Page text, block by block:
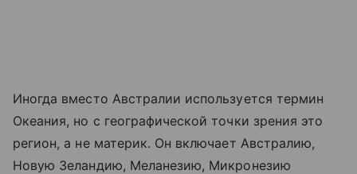
Иногда вместо Австралии используется термин
Океания, но с географической точки зрения это
регион, а не материк. Он включает Австралию,
Новую Зеландию, Меланезию, Микронезию